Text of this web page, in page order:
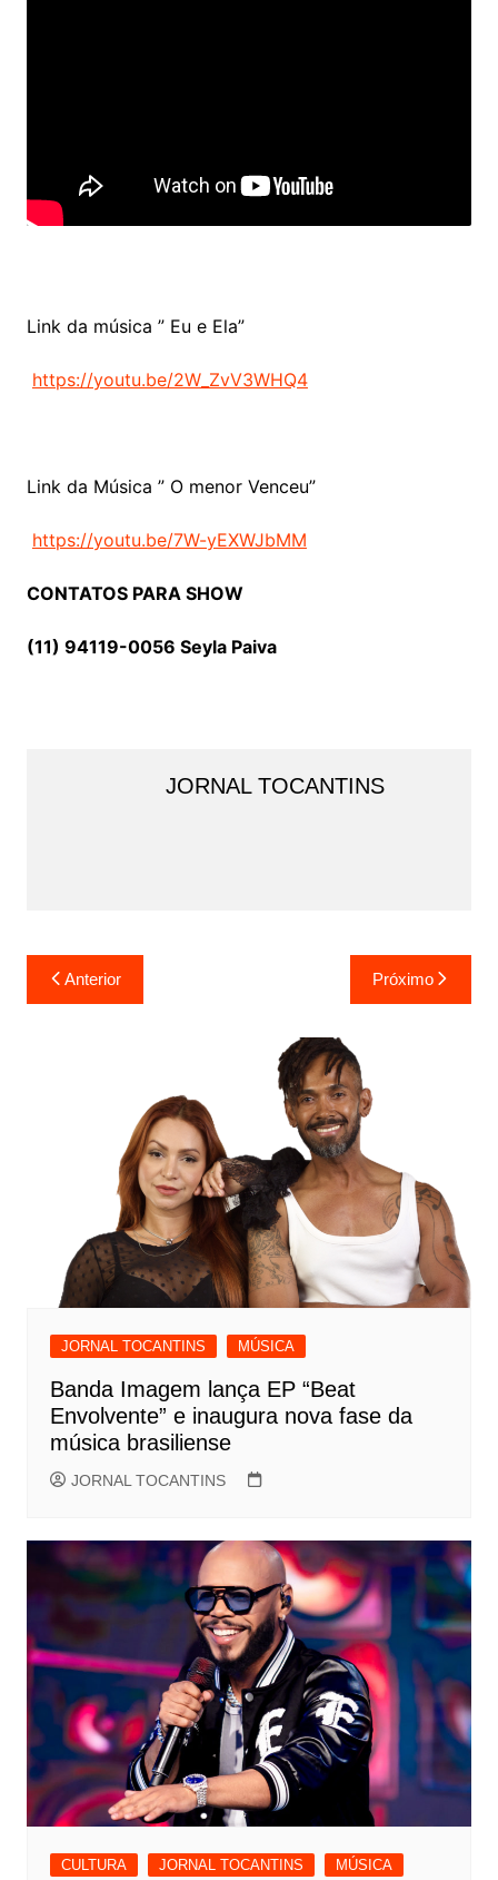
Link da música ” Eu e Ela”
https://youtu.be/2W_ZvV3WHQ4
Link da Música ” O menor Venceu”
https://youtu.be/7W-yEXWJbMM
CONTATOS PARA SHOW
(11) 94119-0056 Seyla Paiva
JORNAL TOCANTINS
Navegação
de
Anterior Próximo
JORNAL TOCANTINS MÚSICA
Banda Imagem lança EP “Beat
Envolvente” e inaugura nova fase da
música brasiliense
JORNAL TOCANTINS
CULTURA JORNAL TOCANTINS MÚSICA